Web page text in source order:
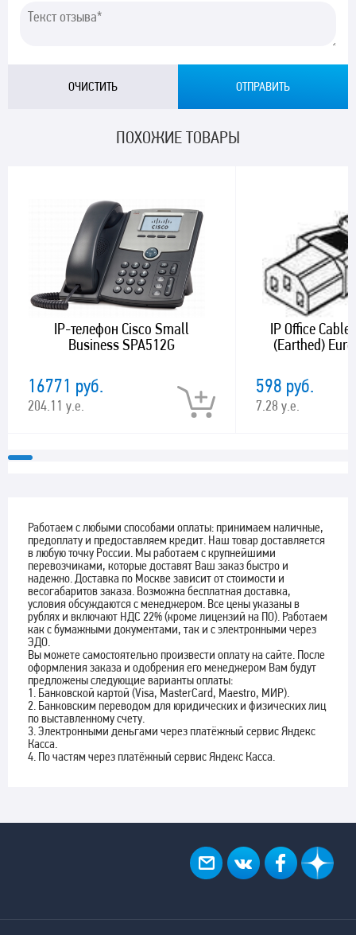
ПОХОЖИЕ ТОВАРЫ
IP-телефон Cisco Small
Business SPA512G
16771 руб.
204.11 у.е.
IP Office
(Earthed)
598 руб.
7.28 у.е.
Работаем с любыми способами оплаты: принимаем наличные,
предоплату и предоставляем кредит. Наш товар доставляется
в любую точку России. Мы работаем с крупнейшими
перевозчиками, которые доставят Ваш заказ быстро и
надежно. Доставка по Москве зависит от стоимости и
весогабаритов заказа. Возможна бесплатная доставка,
условия обсуждаются с менеджером. Все цены указаны в
рублях и включают НДС 22% (кроме лицензий на ПО). Работаем
как с бумажными документами, так и с электронными через
ЭДО.
Вы можете самостоятельно произвести оплату на сайте. После
оформления заказа и одобрения его менеджером Вам будут
предложены следующие варианты оплаты:
1. Банковской картой (Visa, MasterCard, Maestro, МИР).
2. Банковским переводом для юридических и физических лиц
по выставленному счету.
3. Электронными деньгами через платёжный сервис Яндекс
Касса.
4. По частям через платёжный сервис Яндекс Касса.